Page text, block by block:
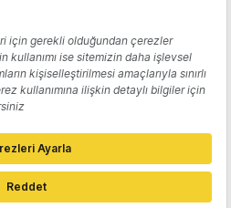
etkinliği: Canlı